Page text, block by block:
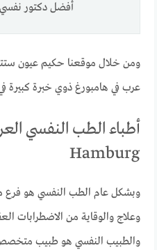
أفضل دكتور
ومن خلال موقعنا حكيم عيون
عرب في هامبورغ ذوي خبرة كبيرة
أطباء الطب النفسي
Hamburg
وبشكل عام الطب النفسي هو
وعلاج والوقاية من الاضطرابات
والطبيب النفسي هو طبيب